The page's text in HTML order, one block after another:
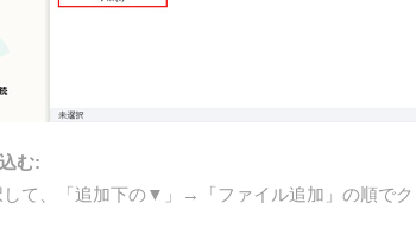
む:
て、「追加下の▼」→「ファイル追加」の順で